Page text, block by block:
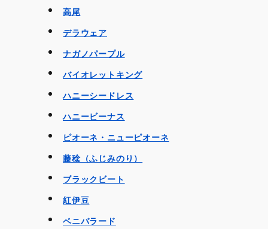
高尾
デラウェア
ナガノパープル
バイオレットキング
ハニーシードレス
ハニービーナス
ピオーネ・ニューピオーネ
藤稔（ふじみのり）
ブラックビート
紅伊豆
ベニバラード